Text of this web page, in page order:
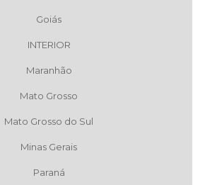
Goiás
INTERIOR
Maranhão
Mato Grosso
Mato Grosso do Sul
Minas Gerais
Paraná